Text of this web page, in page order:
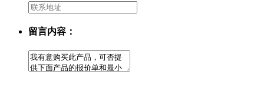
留言内容：